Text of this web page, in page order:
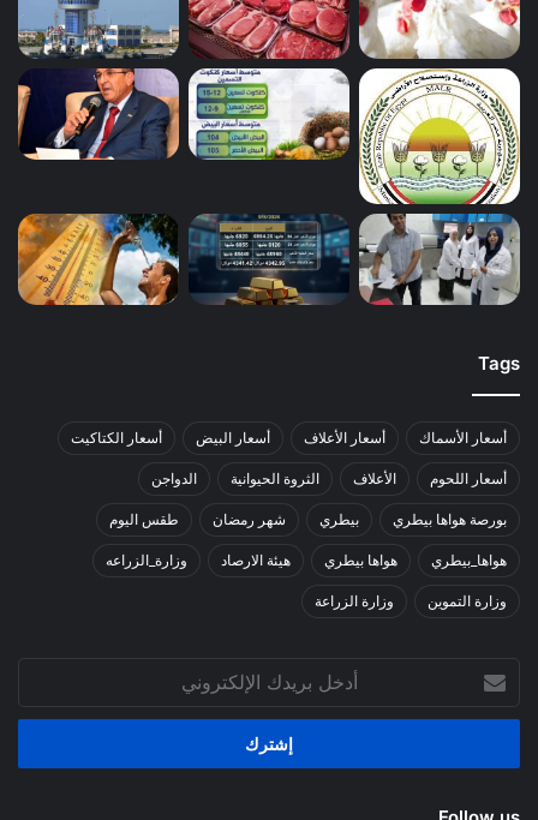
Tags
أسعار الأسماك أسعار الأعلاف أسعار البيض أسعار الكتاكيت
أسعار اللحوم الأعلاف الثروة الحيوانية الدواجن
بورصة هواها بيطري بيطري شهر رمضان طقس اليوم
هواها_بيطري هواها بيطري هيئة الارصاد وزارة_الزراعه
وزارة التموين وزارة الزراعة
بريدك
الإلكتروني